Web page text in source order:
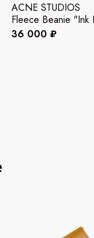
ACNE STUDIOS
Fleece Beanie "Ink
36 000 ₽